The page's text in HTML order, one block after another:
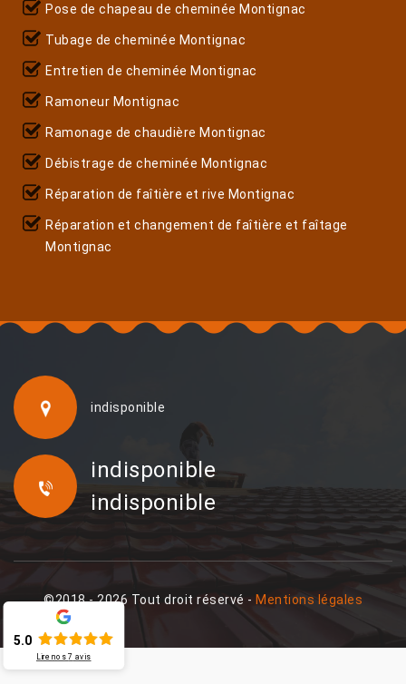
Pose de chapeau de cheminée Montignac
Tubage de cheminée Montignac
Entretien de cheminée Montignac
Ramoneur Montignac
Ramonage de chaudière Montignac
Débistrage de cheminée Montignac
Réparation de faîtière et rive Montignac
Réparation et changement de faîtière et faîtage
Montignac
indisponible
indisponible
indisponible
©2018 - 2026 Tout droit réservé - Mentions légales
5.0
Lire nos 7 avis